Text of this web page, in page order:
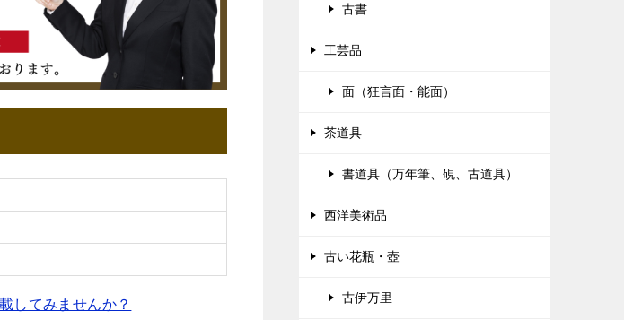
してみませんか？
古書
工芸品
面（狂言面・能面）
茶道具
書道具（万年筆、硯、古道具）
西洋美術品
古い花瓶・壺
古伊万里